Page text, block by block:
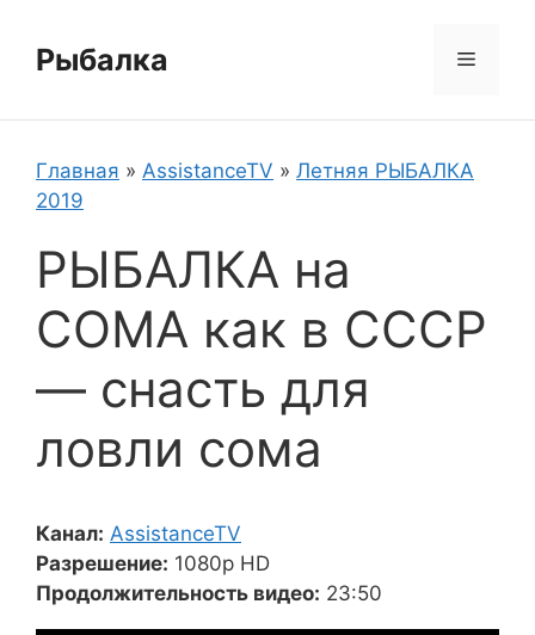
содержимому
Рыбалка Меню
Главная » AssistanceTV » Летняя РЫБАЛКА
2019
РЫБАЛКА на
СОМА как в СССР
— снасть для
ловли сома
Канал: AssistanceTV
Разрешение: 1080p HD
Продолжительность видео: 23:50